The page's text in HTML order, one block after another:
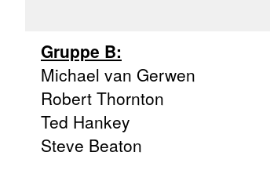
Gruppe B:
Michael van Gerwen
Robert Thornton
Ted Hankey
Steve Beaton